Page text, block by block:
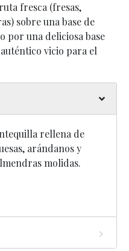
fresca (fresas,
sobre una base de
por una deliciosa base
vicio para el
rellena de
arándanos y
molidas.